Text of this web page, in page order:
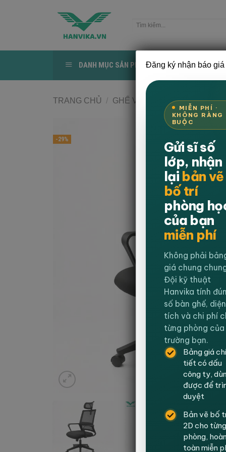
Tìm
DANH MỤC SẢN PHẨM TRANG CHỦ
TRANG CHỦ / GHẾ VĂN PHÒNG / GHẾ
-29%
Đăng ký nhận báo
MIỄN PHÍ ·
KHÔNG RÀNG
BUỘC
Gửi sĩ số
lớp, nhận
lại bản vẽ
bố trí
phòng
của bạn
miễn phí
Không phải
giá chung
Đội kỹ thuật
Hanvika tính
số bàn ghế, diện
tích và chi phí
từng phòng của
trường bạn.
Bảng giá chi
tiết có dấu
công ty,
được để
duyệt
Bản vẽ bố
2D cho từng
phòng,
toàn miễn